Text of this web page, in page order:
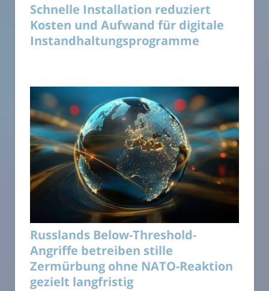
Schnelle Installation reduziert
Kosten und Aufwand für digitale
Instandhaltungsprogramme
Russlands Below-Threshold-
Angriffe betreiben stille
Zermürbung ohne NATO-Reaktion
gezielt langfristig